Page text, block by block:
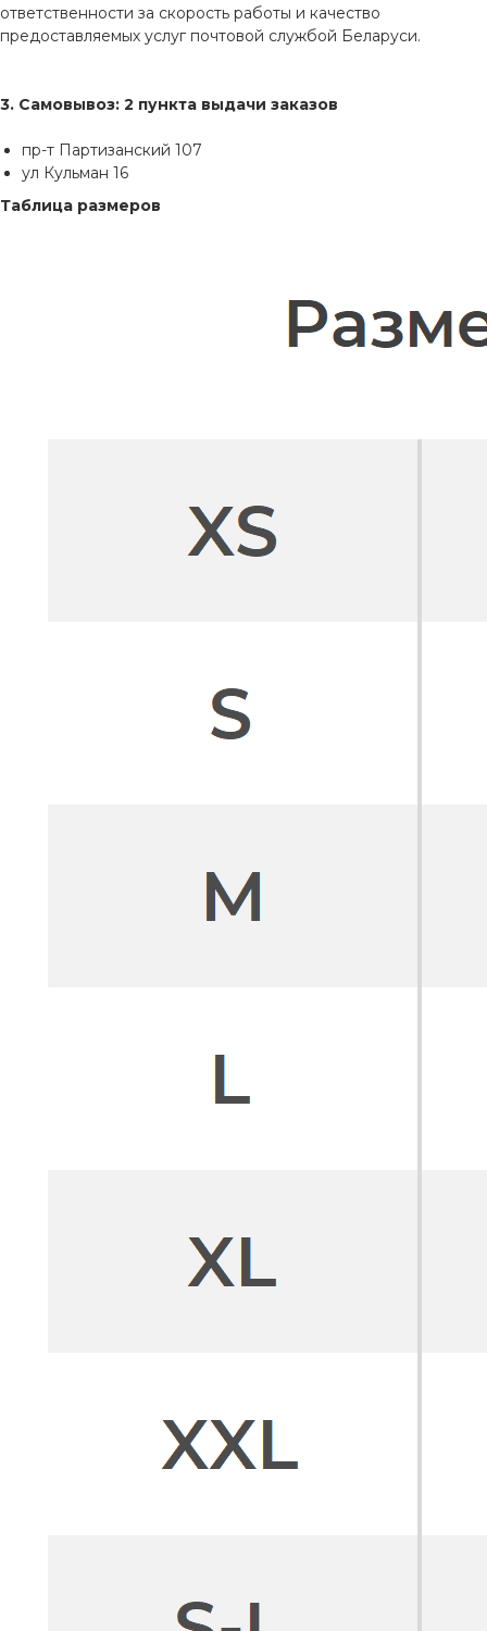
ответственности за скорость работы и качество
предоставляемых услуг почтовой службой Беларуси.
3. Самовывоз: 2 пункта выдачи заказов
пр-т Партизанский 107
ул Кульман 16
Таблица размеров